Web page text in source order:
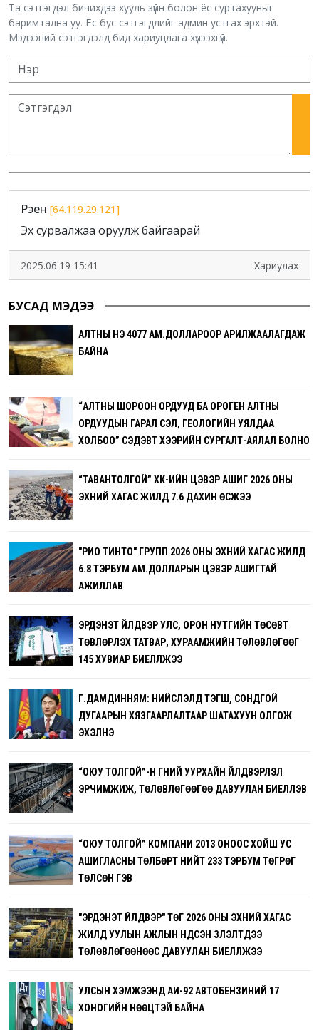
Та сэтгэгдэл бичихдээ хууль зүйн болон ёс суртахууныг
баримтална уу. Ёс бус сэтгэгдлийг админ устгах эрхтэй.
Мэдээний сэтгэгдэлд бид хариуцлага хүлээхгүй.
Рэен [64.119.29.121]
Эх сурвалжаа оруулж байгаарай
2025.06.19 15:41 Хариулах
БУСАД МЭДЭЭ
АЛТНЫ ҮНЭ 4077 АМ.ДОЛЛАРООР АРИЛЖААЛАГДАЖ
БАЙНА
“АЛТНЫ ШОРООН ОРДУУД БА ОРОГЕН АЛТНЫ
ОРДУУДЫН ГАРАЛ ҮҮСЭЛ, ГЕОЛОГИЙН УЯЛДАА
ХОЛБОО” СЭДЭВТ ХЭЭРИЙН СУРГАЛТ-АЯЛАЛ БОЛНО
“ТАВАНТОЛГОЙ” ХК-ИЙН ЦЭВЭР АШИГ 2026 ОНЫ
ЭХНИЙ ХАГАС ЖИЛД 7.6 ДАХИН ӨСЖЭЭ
"РИО ТИНТО" ГРУПП 2026 ОНЫ ЭХНИЙ ХАГАС ЖИЛД
6.8 ТЭРБУМ АМ.ДОЛЛАРЫН ЦЭВЭР АШИГТАЙ
АЖИЛЛАВ
ЭРДЭНЭТ ҮЙЛДВЭР УЛС, ОРОН НУТГИЙН ТӨСӨВТ
ТӨВЛӨРҮҮЛЭХ ТАТВАР, ХУРААМЖИЙН ТӨЛӨВЛӨГӨӨГ
145 ХУВИАР БИЕЛҮҮЛЖЭЭ
Г.ДАМДИННЯМ: НИЙСЛЭЛД ТЭГШ, СОНДГОЙ
ДУГААРЫН ХЯЗГААРЛАЛТААР ШАТАХУУН ОЛГОЖ
ЭХЭЛНЭ
“ОЮУ ТОЛГОЙ”-Н ГҮНИЙ УУРХАЙН ҮЙЛДВЭРЛЭЛ
ЭРЧИМЖИЖ, ТӨЛӨВЛӨГӨӨГӨӨ ДАВУУЛАН БИЕЛҮҮЛЭВ
“ОЮУ ТОЛГОЙ” КОМПАНИ 2013 ОНООС ХОЙШ УС
АШИГЛАСНЫ ТӨЛБӨРТ НИЙТ 233 ТЭРБУМ ТӨГРӨГ
ТӨЛСӨН ГЭВ
"ЭРДЭНЭТ ҮЙЛДВЭР" ТӨҮГ 2026 ОНЫ ЭХНИЙ ХАГАС
ЖИЛД УУЛЫН АЖЛЫН ҮНДСЭН ҮЗҮҮЛЭЛТҮҮДЭЭ
ТӨЛӨВЛӨГӨӨНӨӨС ДАВУУЛАН БИЕЛҮҮЛЖЭЭ
УЛСЫН ХЭМЖЭЭНД АИ-92 АВТОБЕНЗИНИЙ 17
ХОНОГИЙН НӨӨЦТЭЙ БАЙНА